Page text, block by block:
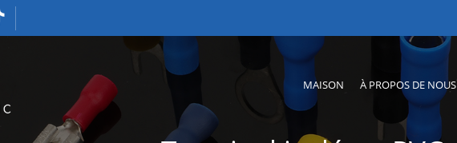
MAISON À PROPOS DE NOUS